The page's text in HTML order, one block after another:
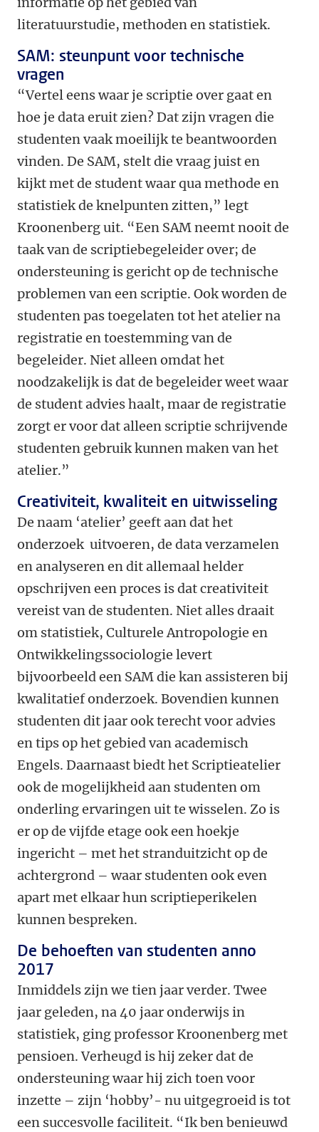
literatuurstudie, methoden en statistiek.
SAM: steunpunt voor technische
vragen
“Vertel eens waar je scriptie over gaat en
hoe je data eruit zien? Dat zijn vragen die
studenten vaak moeilijk te beantwoorden
vinden. De SAM, stelt die vraag juist en
kijkt met de student waar qua methode en
statistiek de knelpunten zitten,” legt
Kroonenberg uit. “Een SAM neemt nooit de
taak van de scriptiebegeleider over; de
ondersteuning is gericht op de technische
problemen van een scriptie. Ook worden de
studenten pas toegelaten tot het atelier na
registratie en toestemming van de
begeleider. Niet alleen omdat het
noodzakelijk is dat de begeleider weet waar
de student advies haalt, maar de registratie
zorgt er voor dat alleen scriptie schrijvende
studenten gebruik kunnen maken van het
atelier.”
Creativiteit, kwaliteit en uitwisseling
De naam ‘atelier’ geeft aan dat het
onderzoek uitvoeren, de data verzamelen
en analyseren en dit allemaal helder
opschrijven een proces is dat creativiteit
vereist van de studenten. Niet alles draait
om statistiek, Culturele Antropologie en
Ontwikkelingssociologie levert
bijvoorbeeld een SAM die kan assisteren bij
kwalitatief onderzoek. Bovendien kunnen
studenten dit jaar ook terecht voor advies
en tips op het gebied van academisch
Engels. Daarnaast biedt het Scriptieatelier
ook de mogelijkheid aan studenten om
onderling ervaringen uit te wisselen. Zo is
er op de vijfde etage ook een hoekje
ingericht – met het stranduitzicht op de
achtergrond – waar studenten ook even
apart met elkaar hun scriptieperikelen
kunnen bespreken.
De behoeften van studenten anno
2017
Inmiddels zijn we tien jaar verder. Twee
jaar geleden, na 40 jaar onderwijs in
statistiek, ging professor Kroonenberg met
pensioen. Verheugd is hij zeker dat de
ondersteuning waar hij zich toen voor
inzette – zijn ‘hobby’- nu uitgegroeid is tot
een succesvolle faciliteit. “Ik ben benieuwd